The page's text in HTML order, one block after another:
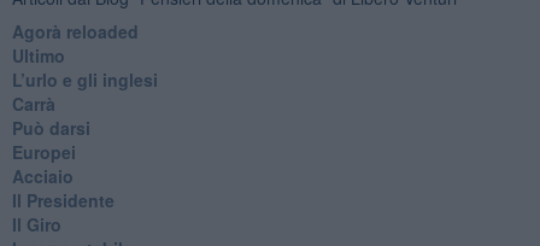
​Agorà reloaded
Ultimo
​L’urlo e gli inglesi
Carrà
Può darsi
Europei
Acciaio
Il Presidente
​Il Giro